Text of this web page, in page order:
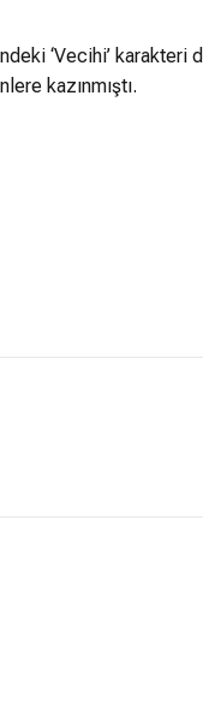
‘Vecihi’ karakteri
kazınmıştı.